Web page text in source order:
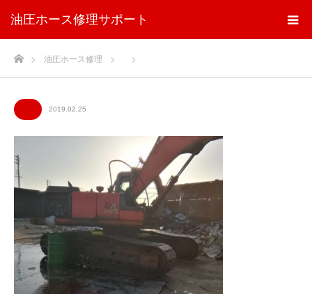
油圧ホース修理サポート
ホーム油圧ホース修理
2019.02.25